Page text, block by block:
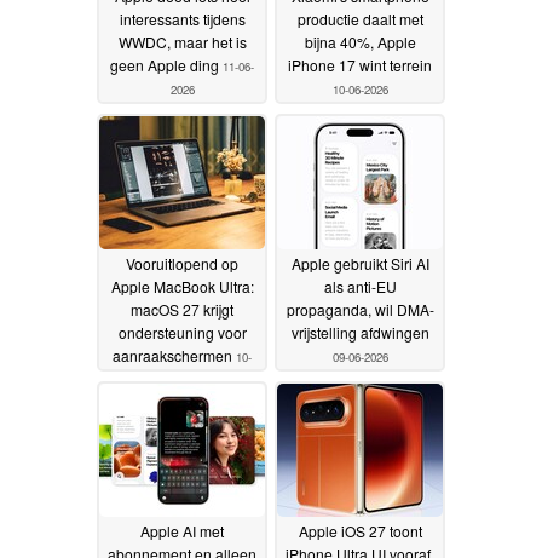
interessants tijdens
WWDC, maar het is
geen Apple ding 11-06-
2026
productie daalt met
bijna 40%, Apple
iPhone 17 wint terrein
10-06-2026
Vooruitlopend op
Apple MacBook Ultra:
macOS 27 krijgt
ondersteuning voor
aanraakschermen 10-
Apple gebruikt Siri AI
als anti-EU
propaganda, wil DMA-
vrijstelling afdwingen
09-06-2026
Apple AI met
Apple iOS 27 toont